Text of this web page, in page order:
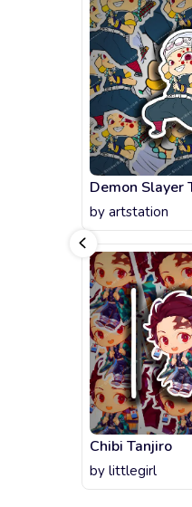
by artstation
Chibi Tanjiro
by littlegirl